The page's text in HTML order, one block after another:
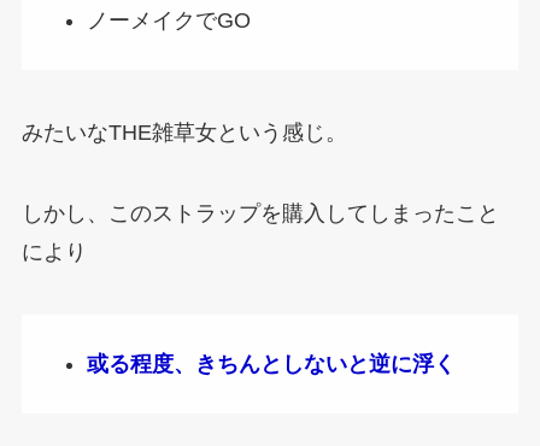
ノーメイクでGO
みたいなTHE雑草女という感じ。
しかし、このストラップを購入してしまったこと
により
或る程度、きちんとしないと逆に浮く